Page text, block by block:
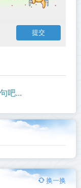
吧...
换一换